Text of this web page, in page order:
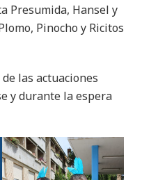
Presumida, Hansel y
Pinocho y Ricitos
las actuaciones
y durante la espera